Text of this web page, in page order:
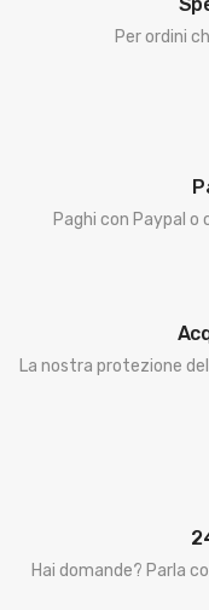
Per ordini
Paghi con Paypal o
La nostra protezione
Hai domande? Parla